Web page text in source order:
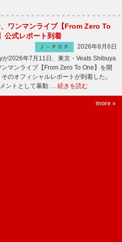
ワンマンライブ【From Zero To
公式レポート到着
Ｊ－ＰＯＰ
2026年8月6日
2026年7月11日、東京・Veats Shibuya
ンマンライブ【From Zero To One】を開
のオフィシャルレポートが到着した。
ントとして暴動 … 続きを読む
more »